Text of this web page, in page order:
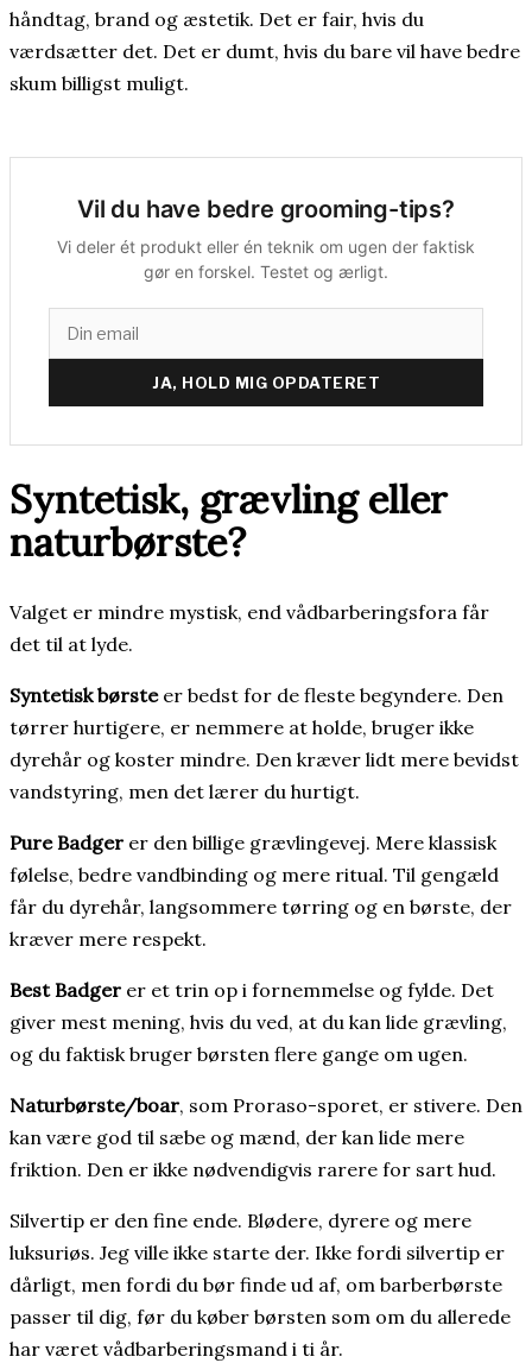
håndtag, brand og æstetik. Det er fair, hvis du
værdsætter det. Det er dumt, hvis du bare vil have bedre
skum billigst muligt.
Vil du have bedre grooming-tips?
Vi deler ét produkt eller én teknik om ugen der faktisk
gør en forskel. Testet og ærligt.
JA, HOLD MIG OPDATERET
Syntetisk, grævling eller
naturbørste?
Valget er mindre mystisk, end vådbarberingsfora får
det til at lyde.
Syntetisk børsteer bedst for de fleste begyndere. Den
tørrer hurtigere, er nemmere at holde, bruger ikke
dyrehår og koster mindre. Den kræver lidt mere bevidst
vandstyring, men det lærer du hurtigt.
Pure Badger er den billige grævlingevej. Mere klassisk
følelse, bedre vandbinding og mere ritual. Til gengæld
får du dyrehår, langsommere tørring og en børste, der
kræver mere respekt.
Best Badger er et trin op i fornemmelse og fylde. Det
giver mest mening, hvis du ved, at du kan lide grævling,
og du faktisk bruger børsten flere gange om ugen.
Naturbørste/boar, som Proraso-sporet, er stivere. Den
kan være god til sæbe og mænd, der kan lide mere
friktion. Den er ikke nødvendigvis rarere for sart hud.
Silvertip er den fine ende. Blødere, dyrere og mere
luksuriøs. Jeg ville ikke starte der. Ikke fordi silvertip er
dårligt, men fordi du bør finde ud af, om barberbørste
passer til dig, før du køber børsten som om du allerede
har været vådbarberingsmand i ti år.